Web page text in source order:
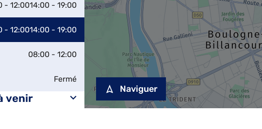
- 12:0014:00 - 19:00
- 12:0014:00 - 19:00
08:00 - 12:00
Fermé
venir
Naviguer